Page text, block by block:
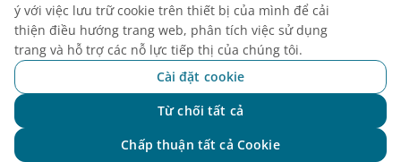
Khám phá thêm
ý với việc lưu trữ cookie trên thiết bị của mình để cải
thiện điều hướng trang web, phân tích việc sử dụng
trang và hỗ trợ các nỗ lực tiếp thị của chúng tôi.
Cài đặt cookie
Từ chối tất cả
Chấp thuận tất cả Cookie